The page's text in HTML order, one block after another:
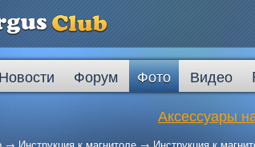
Новости Форум Фото Видео
Аксессуары